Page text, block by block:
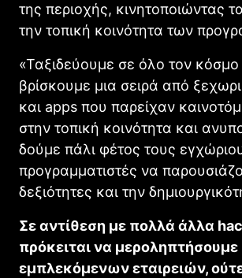
της περιοχής, κινητοποιώντας
την τοπική κοινότητα των
«Ταξιδεύουμε σε όλο τον κόσμο
βρίσκουμε μια σειρά από
και apps που παρείχαν
στην τοπική κοινότητα και
δούμε πάλι φέτος τους
προγραμματιστές να
δεξιότητες και την
Σε αντίθεση με πολλά άλλα
πρόκειται να
εμπλεκόμενων εταιρειών,